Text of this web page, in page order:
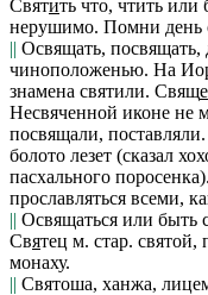
Святить что, чтить или
нерушимо. Помни день
|| Освящать, посвящать,
чиноположенью. На
знамена святили. Свяще
Несвяченной иконе не
посвящали, поставляли.
болото лезет (сказал
пасхального поросенка).
прославляться всеми,
|| Освящаться или быть
Святец м. стар.
монаху.
|| Святоша, ханжа,